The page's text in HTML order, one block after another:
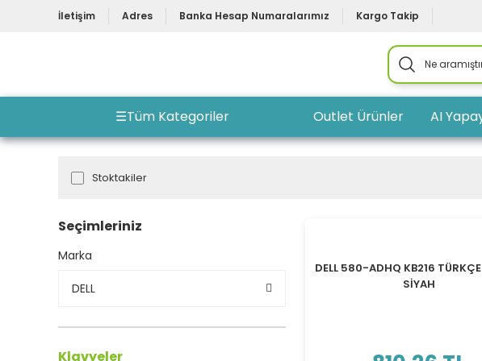
İletişim Adres Banka Hesap Numaralarımız Kargo Takip
☰Tüm Kategoriler Outlet Ürünler AI
Stoktakiler
Seçimleriniz
Marka
DELL
Klavyeler
DELL 580-ADHQ KB216 TÜRKÇE
SİYAH